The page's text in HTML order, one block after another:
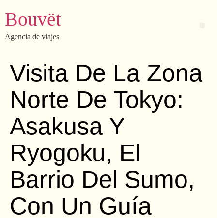
Bouvët
Agencia de viajes
Visita De La Zona
Norte De Tokyo:
Asakusa Y
Ryogoku, El
Barrio Del Sumo,
Con Un Guía